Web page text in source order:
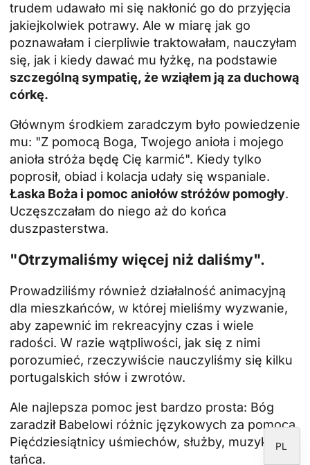
trudem udawało mi się nakłonić go do przyjęcia
jakiejkolwiek potrawy. Ale w miarę jak go
poznawałam i cierpliwie traktowałam, nauczyłam
się, jak i kiedy dawać mu łyżkę, na podstawie
szczególną sympatię, że wziąłem ją za duchową
córkę.
Głównym środkiem zaradczym było powiedzenie
mu: "Z pomocą Boga, Twojego anioła i mojego
anioła stróża będę Cię karmić". Kiedy tylko
poprosił, obiad i kolacja udały się wspaniale.
Łaska Boża i pomoc aniołów stróżów pomogły.
Uczęszczałam do niego aż do końca
duszpasterstwa.
"Otrzymaliśmy więcej niż daliśmy".
Prowadziliśmy również działalność animacyjną
dla mieszkańców, w której mieliśmy wyzwanie,
aby zapewnić im rekreacyjny czas i wiele
radości. W razie wątpliwości, jak się z nimi
porozumieć, rzeczywiście nauczyliśmy się kilku
portugalskich słów i zwrotów.
Ale najlepsza pomoc jest bardzo prosta: Bóg
zaradził Babelowi różnic językowych za pomocą
Pięćdziesiątnicy uśmiechów, służby, muzyki i
tańca.
PL
ES
FR
PT
RU